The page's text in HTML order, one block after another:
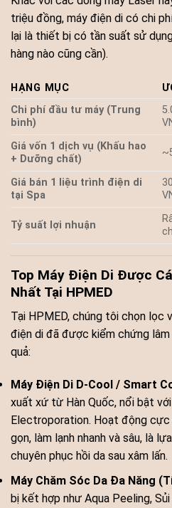
triệu đồng, máy điện di có chi
lại là thiết bị có tần suất sử
hàng nào cũng cần).
HẠNG MỤC
Chi phí đầu tư máy (Trung
bình)
Giá vốn 1 dịch vụ (Khấu hao
+ Dưỡng chất)
Giá bán 1 liệu trình điện di
tại Spa
Tỷ suất lợi nhuận
Top Máy Điện Di Được
Nhất Tại HPMED
Tại HPMED, chúng tôi chọn lọc
điện di đã được kiểm chứng
quả:
Máy Điện Di D-Cool / Smart
xuất xứ từ Hàn Quốc, nổi bật
Electroporation. Hoạt động
gọn, làm lạnh nhanh và sâu, là
chuyên phục hồi da sau xâm lấn.
Máy Chăm Sóc Da Đa Năng
bị kết hợp như Aqua Peeling,